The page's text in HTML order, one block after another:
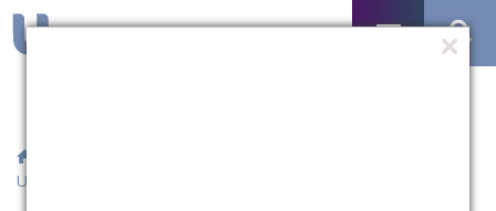
UCPel começam nesta segunda-feira (10)